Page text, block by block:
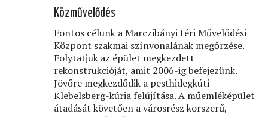
Közművelődés
Fontos célunk a Marczibányi téri Művelődési
Központ szakmai színvonalának megőrzése.
Folytatjuk az épület megkezdett
rekonstrukcióját, amit 2006-ig befejezünk.
Jövőre megkezdődik a pesthidegkúti
Klebelsberg-kúria felújítása. A műemléképület
átadását követően a városrész korszerű,